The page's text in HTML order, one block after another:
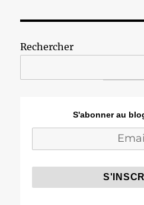
Rechercher
S'abonner au